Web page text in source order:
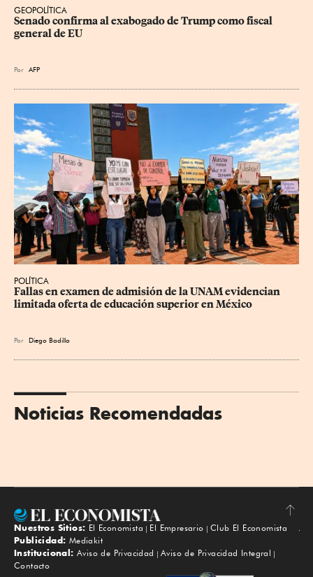
GEOPOLÍTICA
Senado confirma al exabogado de Trump como fiscal
general de EU
Por AFP
POLÍTICA
Fallas en examen de admisión de la UNAM evidencian
limitada oferta de educación superior en México
Por Diego Badillo
Noticias Recomendadas
Subir
Nuestros Sitios: El Economista El Empresario
Club El Economista
Publicidad: Mediakit
Institucional: Aviso de Privacidad
Aviso de Privacidad Integral
Contacto